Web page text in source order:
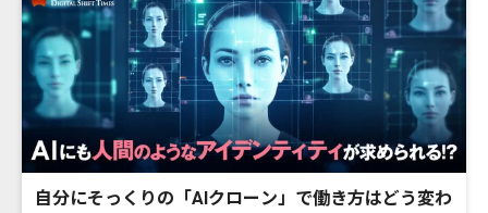
自分にそっくりの「AIクローン」で働き方はどう変わ